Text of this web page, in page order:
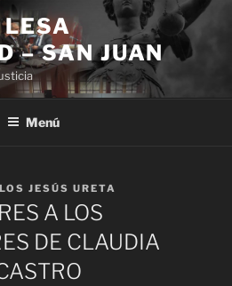
LESA
– SAN JUAN
Menú
JESÚS URETA
A LOS
DE CLAUDIA